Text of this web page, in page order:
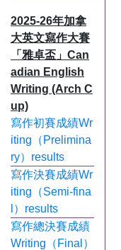
2025-26年加拿
大英文寫作大賽
「雅卓盃」Can
adian English
Writing (Arch C
up)
寫作初賽成績Wr
iting（Prelimina
ry）results
寫作決賽成績Wr
iting（Semi-fina
l）results
寫作總決賽成績
Writing（Final）